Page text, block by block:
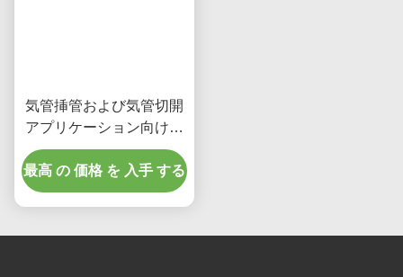
気管挿管および気管切開
アプリケーション向けに
設計されたSMLハイフロ
ー鼻カニューレデバイ
ス、効果的な治療を提供
最高 の 価格 を 入手 する